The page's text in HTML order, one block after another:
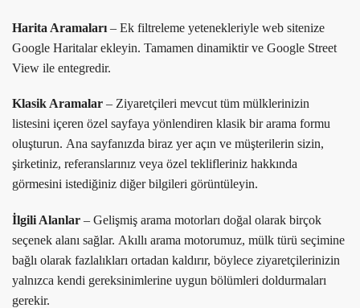
Harita Aramaları – Ek filtreleme yetenekleriyle web sitenize
Google Haritalar ekleyin. Tamamen dinamiktir ve Google Street
View ile entegredir.
Klasik Aramalar – Ziyaretçileri mevcut tüm mülklerinizin
listesini içeren özel sayfaya yönlendiren klasik bir arama formu
oluşturun. Ana sayfanızda biraz yer açın ve müşterilerin sizin,
şirketiniz, referanslarınız veya özel teklifleriniz hakkında
görmesini istediğiniz diğer bilgileri görüntüleyin.
İlgili Alanlar – Gelişmiş arama motorları doğal olarak birçok
seçenek alanı sağlar. Akıllı arama motorumuz, mülk türü seçimine
bağlı olarak fazlalıkları ortadan kaldırır, böylece ziyaretçilerinizin
yalnızca kendi gereksinimlerine uygun bölümleri doldurmaları
gerekir.